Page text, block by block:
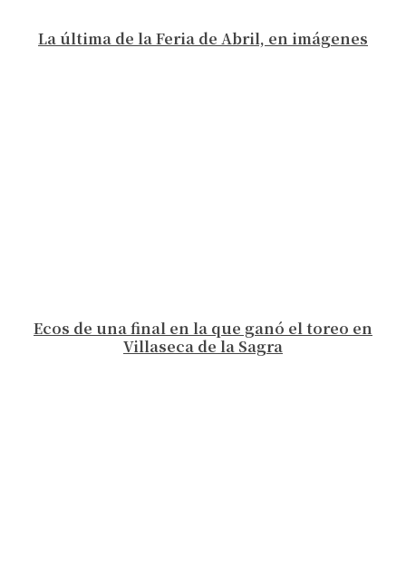
La última de la Feria de Abril, en imágenes
Ecos de una final en la que ganó el toreo en
Villaseca de la Sagra